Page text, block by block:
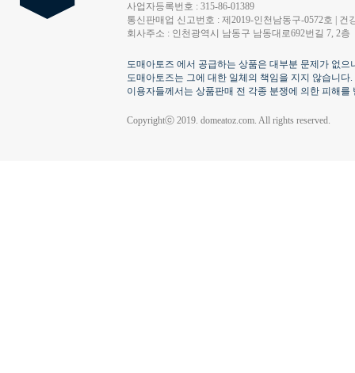
사업자등록번호 : 315-86-01389
통신판매업 신고번호 : 제2019-인천남동구-0572호 | 건
회사주소 : 인천광역시 남동구 남동대로692번길 7, 2층
도매아토즈 에서 공급하는 상품은 대부분 문제가 없
도매아토즈는 그에 대한 일체의 책임을 지지 않습니다.
이용자들께서는 상품판매 전 각종 분쟁에 의한 피해
Copyrightⓒ 2019. domeatoz.com. All rights reserved.